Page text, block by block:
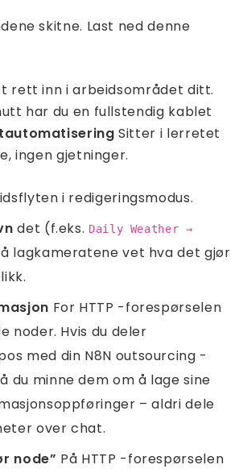
skitne. Last ned denne
rett inn i arbeidsområdet ditt.
har du en fullstendig kablet
Sitter i lerretet
ingen gjetninger.
i redigeringsmodus.
det (f.eks. Daily Weather →
lagkameratene vet hva det gjør
For HTTP -forespørselen
noder. Hvis du deler
med din N8N outsourcing -
du minne dem om å lage sine
– aldri dele
over chat.
node” På HTTP -forespørselen